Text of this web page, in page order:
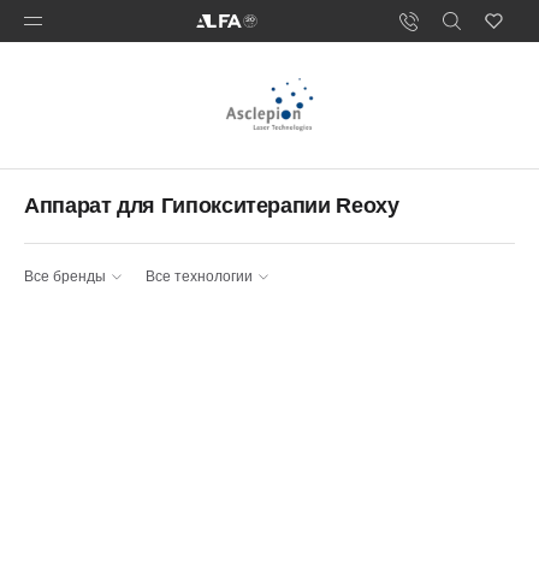
Аппарат для Гипокситерапии Reoxy
Все бренды Все технологии